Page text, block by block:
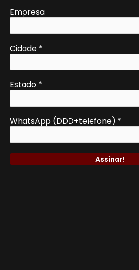
Empresa
Cidade *
Estado *
WhatsApp (DDD+telefone) *